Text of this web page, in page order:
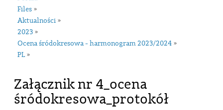
Files »
Aktualności »
2023 »
Ocena śródokresowa - harmonogram 2023/2024 »
PL »
Załącznik nr 4_ocena
śródokresowa_protokół